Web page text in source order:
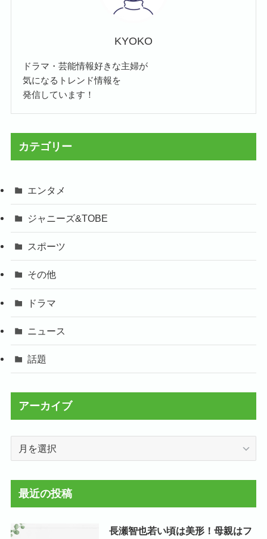
KYOKO
ドラマ・芸能情報好きな主婦が
気になるトレンド情報を
発信しています！
カテゴリー
エンタメ
ジャニーズ&TOBE
スポーツ
その他
ドラマ
ニュース
話題
アーカイブ
最近の投稿
長瀬智也若い頃は美形！母親はフ